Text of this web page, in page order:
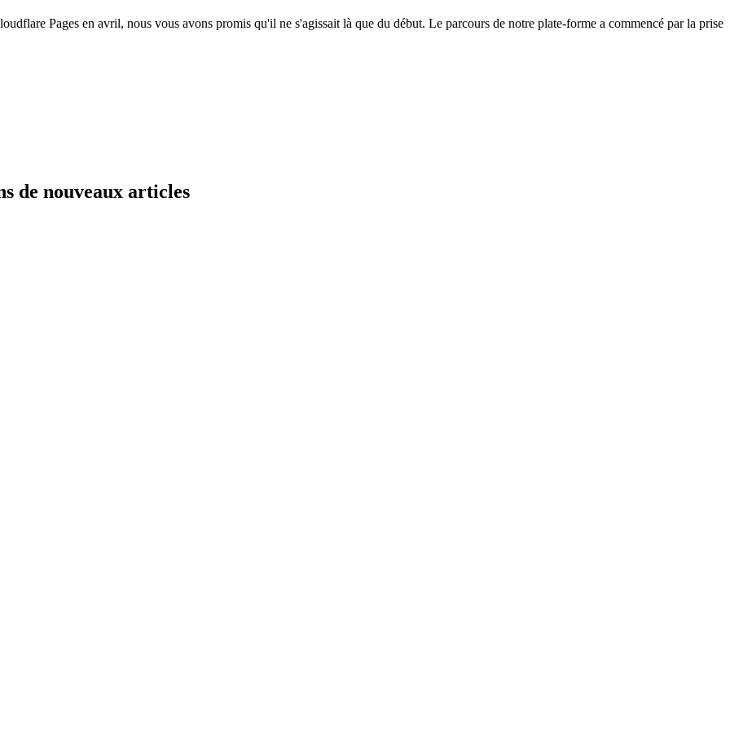
Pages en avril, nous vous avons promis qu'il ne s'agissait là que du début. Le parcours de notre plate-forme a commencé par la prise
de nouveaux articles